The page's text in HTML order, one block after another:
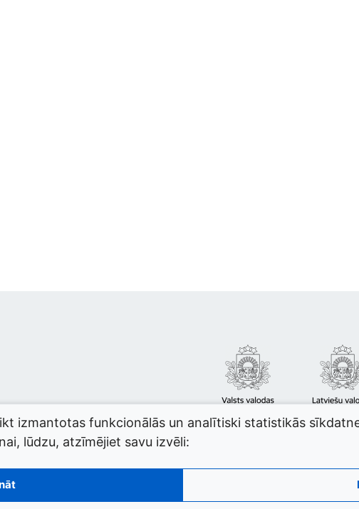
izmantotas funkcionālās un analītiski statistikās
lūdzu, atzīmējiet savu izvēli: